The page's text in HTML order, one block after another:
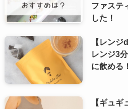
ファステ
した！
【レン
レンジ3
に飲める
【ギュ